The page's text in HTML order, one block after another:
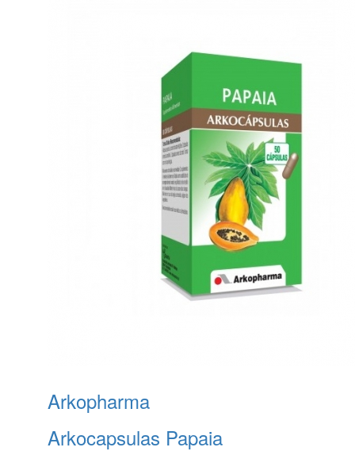
Arkopharma
Arkocapsulas Papaia